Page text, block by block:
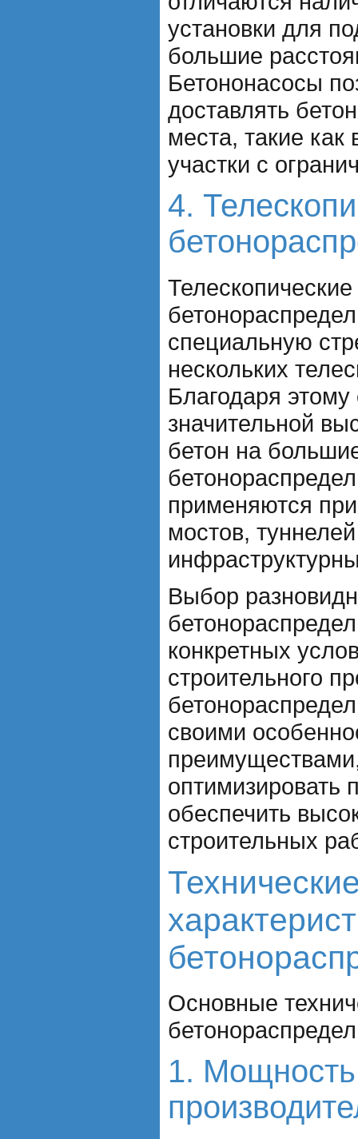
установки для
большие
Бетононасосы
доставлять
места, такие
участки с
4.
Телескопические
специальную
нескольких
Благодаря этому
значительной
бетон на
применяются
мостов,
Выбор
конкретных
строительного
своими
оптимизировать
обеспечить
строительных
Основные
1.